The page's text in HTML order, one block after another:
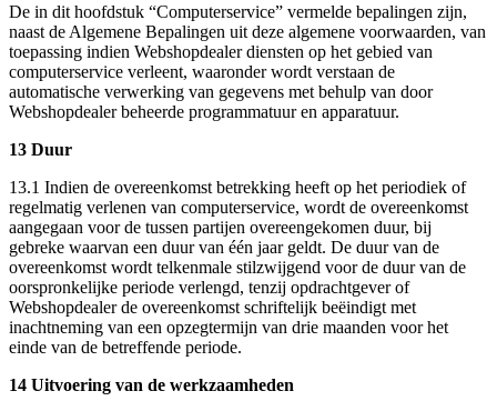
De in dit hoofdstuk “Computerservice” vermelde bepalingen zijn,
naast de Algemene Bepalingen uit deze algemene voorwaarden, van
toepassing indien Webshopdealer diensten op het gebied van
computerservice verleent, waaronder wordt verstaan de
automatische verwerking van gegevens met behulp van door
Webshopdealer beheerde programmatuur en apparatuur.
13 Duur
13.1 Indien de overeenkomst betrekking heeft op het periodiek of
regelmatig verlenen van computerservice, wordt de overeenkomst
aangegaan voor de tussen partijen overeengekomen duur, bij
gebreke waarvan een duur van één jaar geldt. De duur van de
overeenkomst wordt telkenmale stilzwijgend voor de duur van de
oorspronkelijke periode verlengd, tenzij opdrachtgever of
Webshopdealer de overeenkomst schriftelijk beëindigt met
inachtneming van een opzegtermijn van drie maanden voor het
einde van de betreffende periode.
14 Uitvoering van de werkzaamheden